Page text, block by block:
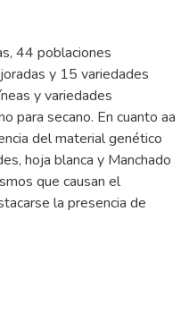
44 poblaciones
y 15 variedades
y variedades
para secano. En cuanto aa
del material genético
hoja blanca y Manchado
que causan el
la presencia de